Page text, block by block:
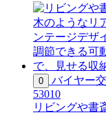
0 バイヤー
53010
リビングや書